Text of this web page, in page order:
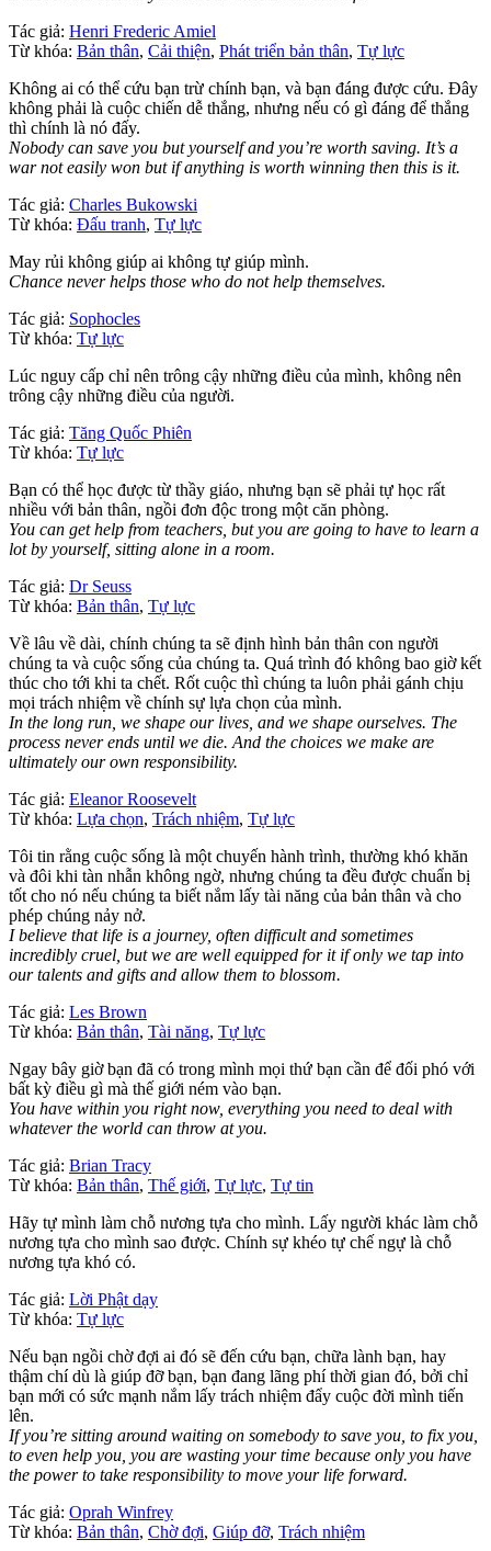
Tác giả: Henri Frederic Amiel
Từ khóa: Bản thân, Cải thiện, Phát triển bản thân, Tự lực
Không ai có thể cứu bạn trừ chính bạn, và bạn đáng được cứu. Đây
không phải là cuộc chiến dễ thắng, nhưng nếu có gì đáng để thắng
thì chính là nó đấy.
Nobody can save you but yourself and you’re worth saving. It’s a
war not easily won but if anything is worth winning then this is it.
Tác giả: Charles Bukowski
Từ khóa: Đấu tranh, Tự lực
May rủi không giúp ai không tự giúp mình.
Chance never helps those who do not help themselves.
Tác giả: Sophocles
Từ khóa: Tự lực
Lúc nguy cấp chỉ nên trông cậy những điều của mình, không nên
trông cậy những điều của người.
Tác giả: Tăng Quốc Phiên
Từ khóa: Tự lực
Bạn có thể học được từ thầy giáo, nhưng bạn sẽ phải tự học rất
nhiều với bản thân, ngồi đơn độc trong một căn phòng.
You can get help from teachers, but you are going to have to learn a
lot by yourself, sitting alone in a room.
Tác giả: Dr Seuss
Từ khóa: Bản thân, Tự lực
Về lâu về dài, chính chúng ta sẽ định hình bản thân con người
chúng ta và cuộc sống của chúng ta. Quá trình đó không bao giờ kết
thúc cho tới khi ta chết. Rốt cuộc thì chúng ta luôn phải gánh chịu
mọi trách nhiệm về chính sự lựa chọn của mình.
In the long run, we shape our lives, and we shape ourselves. The
process never ends until we die. And the choices we make are
ultimately our own responsibility.
Tác giả: Eleanor Roosevelt
Từ khóa: Lựa chọn, Trách nhiệm, Tự lực
Tôi tin rằng cuộc sống là một chuyến hành trình, thường khó khăn
và đôi khi tàn nhẫn không ngờ, nhưng chúng ta đều được chuẩn bị
tốt cho nó nếu chúng ta biết nắm lấy tài năng của bản thân và cho
phép chúng nảy nở.
I believe that life is a journey, often difficult and sometimes
incredibly cruel, but we are well equipped for it if only we tap into
our talents and gifts and allow them to blossom.
Tác giả: Les Brown
Từ khóa: Bản thân, Tài năng, Tự lực
Ngay bây giờ bạn đã có trong mình mọi thứ bạn cần để đối phó với
bất kỳ điều gì mà thế giới ném vào bạn.
You have within you right now, everything you need to deal with
whatever the world can throw at you.
Tác giả: Brian Tracy
Từ khóa: Bản thân, Thế giới, Tự lực, Tự tin
Hãy tự mình làm chỗ nương tựa cho mình. Lấy người khác làm chỗ
nương tựa cho mình sao được. Chính sự khéo tự chế ngự là chỗ
nương tựa khó có.
Tác giả: Lời Phật dạy
Từ khóa: Tự lực
Nếu bạn ngồi chờ đợi ai đó sẽ đến cứu bạn, chữa lành bạn, hay
thậm chí dù là giúp đỡ bạn, bạn đang lãng phí thời gian đó, bởi chỉ
bạn mới có sức mạnh nắm lấy trách nhiệm đẩy cuộc đời mình tiến
lên.
If you’re sitting around waiting on somebody to save you, to fix you,
to even help you, you are wasting your time because only you have
the power to take responsibility to move your life forward.
Tác giả: Oprah Winfrey
Từ khóa: Bản thân, Chờ đợi, Giúp đỡ, Trách nhiệm